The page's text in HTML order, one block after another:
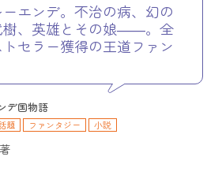
エンデ。不治の病、幻の
樹、英雄とその娘――。全
セラー獲得の王道ファン
デ国物語
題 ファンタジー 小説